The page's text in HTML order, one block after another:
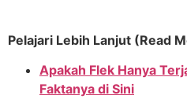
Pelajari Lebih Lanjut (Read
Apakah Flek Hanya
Faktanya di Sini